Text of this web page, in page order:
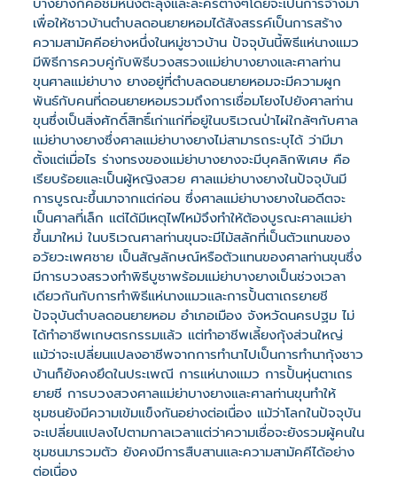
เพื่อให้ชาวบ้านตำบลดอนยายหอมได้สังสรรค์เป็นการสร้าง
ความสามัคคีอย่างหนึ่งในหมู่ชาวบ้าน ปัจจุบันนี้พิธีแห่นางแมว
มีพิธีการควบคู่กับพิธีบวงสรวงแม่ย่าบางยางและศาลท่าน
ขุนศาลแม่ย่าบาง ยางอยู่ที่ตำบลดอนยายหอมจะมีความผูก
พันธ์กับคนที่ดอนยายหอมรวมถึงการเชื่อมโยงไปยังศาลท่าน
ขุนซึ่งเป็นสิ่งศักดิ์สิทธิ์เก่าแก่ที่อยู่ในบริเวณป่าไผ่ใกล้ๆกับศาล
แม่ย่าบางยางซึ่งศาลแม่ย่าบางยางไม่สามารถระบุได้ ว่ามีมา
ตั้งแต่เมื่อไร ร่างทรงของแม่ย่าบางยางจะมีบุคลิกพิเศษ คือ
เรียบร้อยและเป็นผู้หญิงสวย ศาลแม่ย่าบางยางในปัจจุบันมี
การบูรณะขึ้นมาจากแต่ก่อน ซึ่งศาลแม่ย่าบางยางในอดีตจะ
เป็นศาลที่เล็ก แต่ได้มีเหตุไฟไหม้จึงทำให้ต้องบูรณะศาลแม่ย่า
ขึ้นมาใหม่ ในบริเวณศาลท่านขุนจะมีไม้สลักที่เป็นตัวแทนของ
อวัยวะเพศชาย เป็นสัญลักษณ์หรือตัวแทนของศาลท่านขุนซึ่ง
มีการบวงสรวงทำพิธีบูชาพร้อมแม่ย่าบางยางเป็นช่วงเวลา
เดียวกันกับการทำพิธีแห่นางแมวและการปั้นตาเถรยายชี
ปัจจุบันตำบลดอนยายหอม อำเภอเมือง จังหวัดนครปฐม ไม่
ได้ทำอาชีพเกษตรกรรมแล้ว แต่ทำอาชีพเลี้ยงกุ้งส่วนใหญ่
แม้ว่าจะเปลี่ยนแปลงอาชีพจากการทำนาไปเป็นการทำนากุ้งชาว
บ้านก็ยังคงยึดในประเพณี การแห่นางแมว การปั้นหุ่นตาเถร
ยายชี การบวงสวงศาลแม่ย่าบางยางและศาลท่านขุนทำให้
ชุมชนยังมีความเข้มแข็งกันอย่างต่อเนื่อง แม้ว่าโลกในปัจจุบัน
จะเปลี่ยนแปลงไปตามกาลเวลาแต่ว่าความเชื่อจะยังรวมผู้คนใน
ชุมชนมารวมตัว ยังคงมีการสืบสานและความสามัคคีได้อย่าง
ต่อเนื่อง